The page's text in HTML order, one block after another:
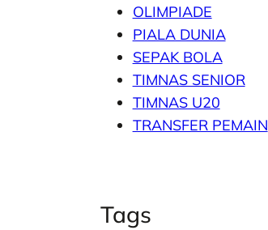
OLIMPIADE
PIALA DUNIA
SEPAK BOLA
TIMNAS SENIOR
TIMNAS U20
TRANSFER PEMAIN
Tags